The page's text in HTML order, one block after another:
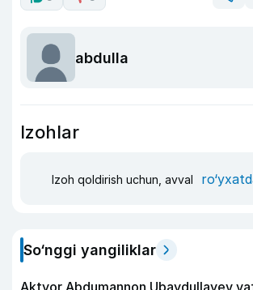
abdulla
Izohlar
Izoh qoldirish uchun, avval
So‘nggi yangiliklar
Aktyor Abdu­mannon Ubaydullayev